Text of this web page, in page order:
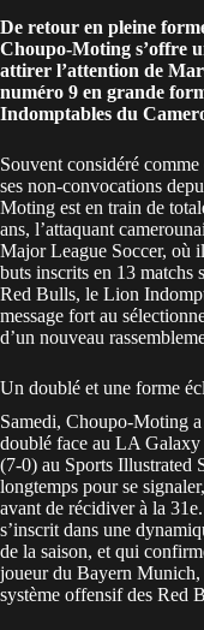
De retour en pleine
Choupo-Moting s’offre
attirer l’attention de
numéro 9 en grande
Indomptables du
Souvent considéré
ses non-convocations
Moting est en train de
ans, l’attaquant
Major League Soccer, où
buts inscrits en 13 matchs
Red Bulls, le Lion
message fort au
d’un nouveau
Un doublé et une forme
Samedi, Choupo-Moting
doublé face au LA
(7-0) au Sports Illustrated
longtemps pour se
avant de récidiver à la
s’inscrit dans une
de la saison, et qui
joueur du Bayern Munich,
système offensif des Red